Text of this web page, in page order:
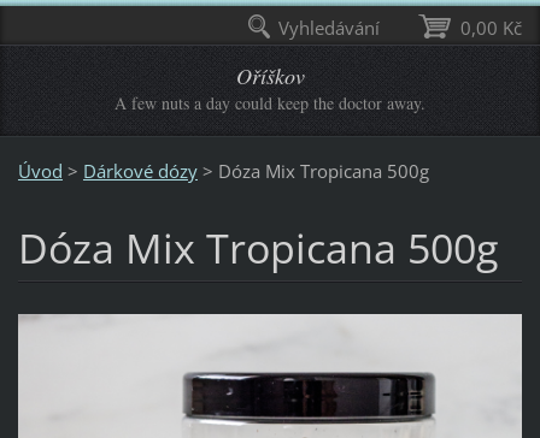
Oříškov
A few nuts a day could keep the doctor away.
Úvod > Dárkové dózy > Dóza Mix Tropicana 500g
Dóza Mix Tropicana 500g
0,00 Kč
Vyhledávání